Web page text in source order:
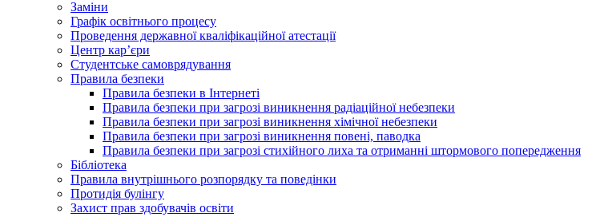
Заміни
Графік освітнього процесу
Проведення державної кваліфікаційної атестації
Центр кар’єри
Студентське самоврядування
Правила безпеки
Правила безпеки в Інтернеті
Правила безпеки при загрозі виникнення радіаційної небезпеки
Правила безпеки при загрозі виникнення хімічної небезпеки
Правила безпеки при загрозі виникнення повені, паводка
Правила безпеки при загрозі стихійного лиха та отриманні штормового попередження
Бібліотека
Правила внутрішнього розпорядку та поведінки
Протидія булінгу
Захист прав здобувачів освіти